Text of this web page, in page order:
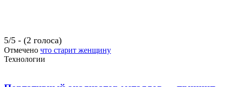
5/5 - (2 голоса)
Отмечено что старит женщину
Технологии